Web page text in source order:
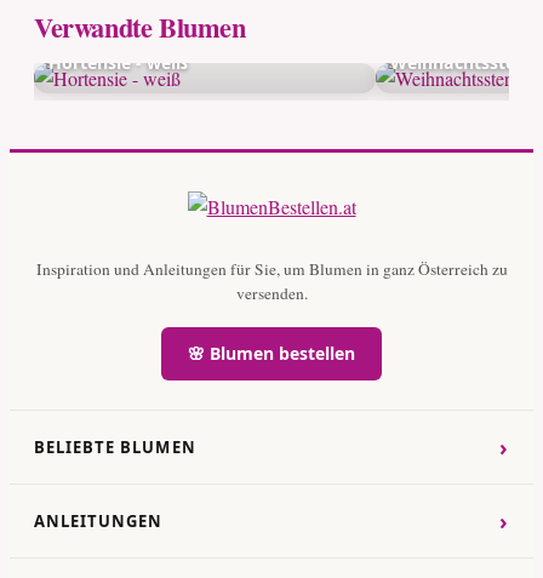
Verwandte Blumen
Hortensie - weiß Weihnachtsstern
Inspiration und Anleitungen für Sie, um Blumen in ganz Österreich zu
versenden.
🌸 Blumen bestellen
BELIEBTE BLUMEN ›
ANLEITUNGEN ›